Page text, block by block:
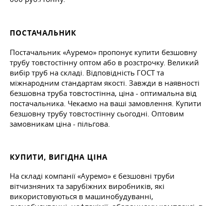
ПОСТАЧАЛЬНИК
Постачальник «Ауремо» пропонує купити безшовну
трубу товстостінну оптом або в розстрочку. Великий
вибір труб на складі. Відповідність ГОСТ та
міжнародним стандартам якості. Завжди в наявності
безшовна труба товстостінна, ціна - оптимальна від
постачальника. Чекаємо на ваші замовлення. Купити
безшовну трубу товстостінну сьогодні. Оптовим
замовникам ціна - пільгова.
КУПИТИ, ВИГІДНА ЦІНА
На складі компанії «Ауремо» є безшовні труби
вітчизняних та зарубіжних виробників, які
використовуються в машинобудуванні,